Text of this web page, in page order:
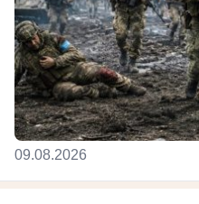
09.08.2026